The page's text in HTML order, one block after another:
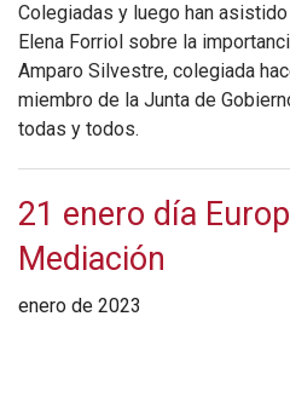
Colegiadas y luego han
Elena Forriol sobre la
Amparo Silvestre, colegiada
miembro de la Junta de
todas y todos.
21 enero día
Mediación
enero de 2023